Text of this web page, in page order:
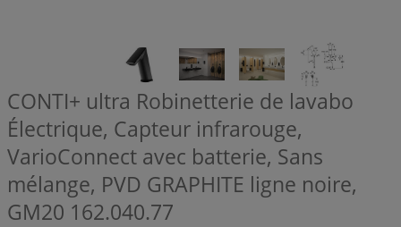
CONTI+ ultra Robinetterie de lavabo
Électrique, Capteur infrarouge,
VarioConnect avec batterie, Sans
mélange, PVD GRAPHITE ligne noire,
GM20 162.040.77